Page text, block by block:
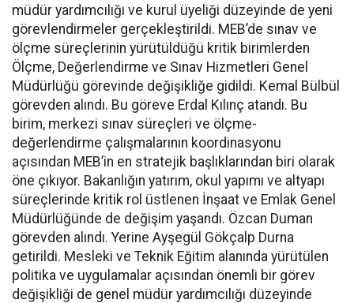
müdür yardımcılığı ve kurul üyeliği düzeyinde de yeni
görevlendirmeler gerçekleştirildi. MEB’de sınav ve
ölçme süreçlerinin yürütüldüğü kritik birimlerden
Ölçme, Değerlendirme ve Sınav Hizmetleri Genel
Müdürlüğü görevinde değişikliğe gidildi. Kemal Bülbül
görevden alındı. Bu göreve Erdal Kılınç atandı. Bu
birim, merkezi sınav süreçleri ve ölçme-
değerlendirme çalışmalarının koordinasyonu
açısından MEB’in en stratejik başlıklarından biri olarak
öne çıkıyor. Bakanlığın yatırım, okul yapımı ve altyapı
süreçlerinde kritik rol üstlenen İnşaat ve Emlak Genel
Müdürlüğünde de değişim yaşandı. Özcan Duman
görevden alındı. Yerine Ayşegül Gökçalp Durna
getirildi. Mesleki ve Teknik Eğitim alanında yürütülen
politika ve uygulamalar açısından önemli bir görev
değişikliği de genel müdür yardımcılığı düzeyinde